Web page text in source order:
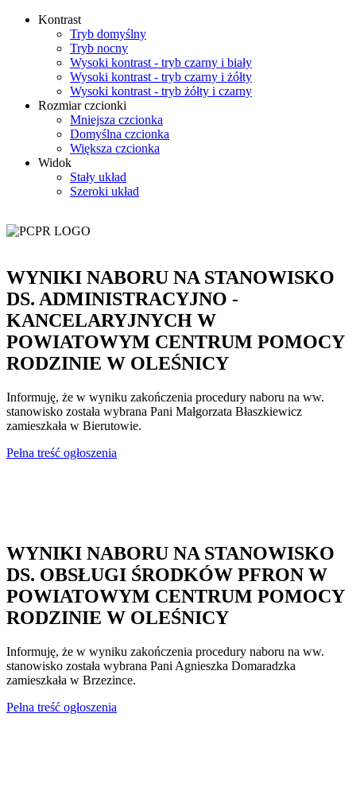
Kontrast
Tryb domyślny
Tryb nocny
Wysoki kontrast - tryb czarny i biały
Wysoki kontrast - tryb czarny i żółty
Wysoki kontrast - tryb żółty i czarny
Rozmiar czcionki
Mniejsza czcionka
Domyślna czcionka
Większa czcionka
Widok
Stały układ
Szeroki układ
WYNIKI NABORU NA STANOWISKO
DS. ADMINISTRACYJNO -
KANCELARYJNYCH W
POWIATOWYM CENTRUM POMOCY
RODZINIE W OLEŚNICY
Informuję, że w wyniku zakończenia procedury naboru na ww.
stanowisko została wybrana Pani Małgorzata Błaszkiewicz
zamieszkała w Bierutowie.
Pełna treść ogłoszenia
WYNIKI NABORU NA STANOWISKO
DS. OBSŁUGI ŚRODKÓW PFRON W
POWIATOWYM CENTRUM POMOCY
RODZINIE W OLEŚNICY
Informuję, że w wyniku zakończenia procedury naboru na ww.
stanowisko została wybrana Pani Agnieszka Domaradzka
zamieszkała w Brzezince.
Pełna treść ogłoszenia